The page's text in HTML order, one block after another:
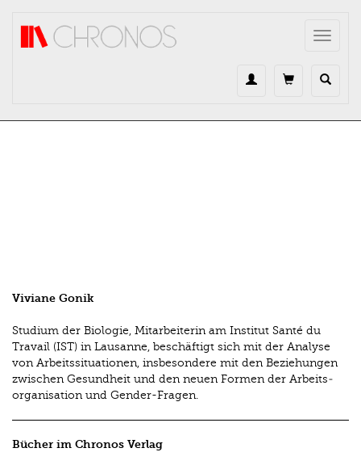
Toggle
Viviane Gonik
Studium der Biologie, Mitarbeiterin am Institut Santé du
Travail (IST) in Lausanne, beschäftigt sich mit der Analyse
von Arbeitssituationen, insbesondere mit den Beziehungen
zwischen Gesundheit und den neuen Formen der Arbeits­
organisation und Gender-Fragen.
Bücher im Chronos Verlag